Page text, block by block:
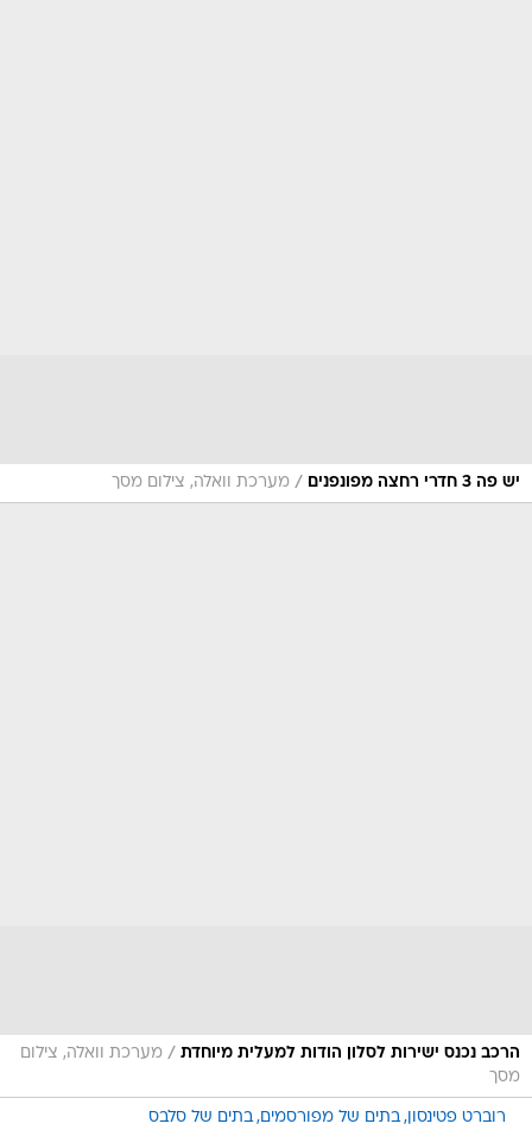
יש פה 3 חדרי רחצה מפונפנים / מערכת וואלה, צילום מסך
הרכב נכנס ישירות לסלון הודות למעלית מיוחדת / מערכת וואלה, צילום
מסך
רוברט פטינסון בתים של מפורסמים בתים של סלבס